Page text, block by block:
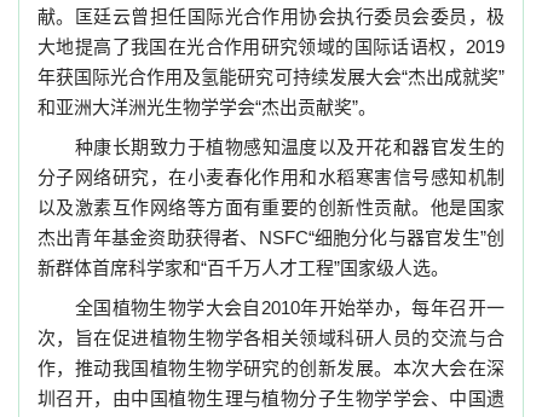
献。匡廷云曾担任国际光合作用协会执行委员会委员，极
大地提高了我国在光合作用研究领域的国际话语权， 2019
年获国际光合作用及氢能研究可持续发展大会“杰出成就奖”
和亚洲大洋洲光生物学学会“杰出贡献奖”。
种康长期致力于植物感知温度以及开花和器官发生的
分子网络研究，在小麦春化作用和水稻寒害信号感知机制
以及激素互作网络等方面有重要的创新性贡献。他是国家
杰出青年基金资助获得者、 NSFC“细胞分化与器官发生”创
新群体首席科学家和“百千万人才工程”国家级人选。
全国植物生物学大会自 2010年开始举办，每年召开一
次，旨在促进植物生物学各相关领域科研人员的交流与合
作，推动我国植物生物学研究的创新发展。本次大会在深
圳召开，由中国植物生理与植物分子生物学学会、中国遗